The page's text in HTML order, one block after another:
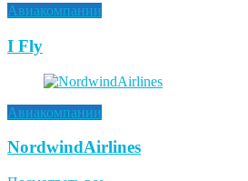
Авиакомпании
I Fly
Авиакомпании
NordwindAirlines